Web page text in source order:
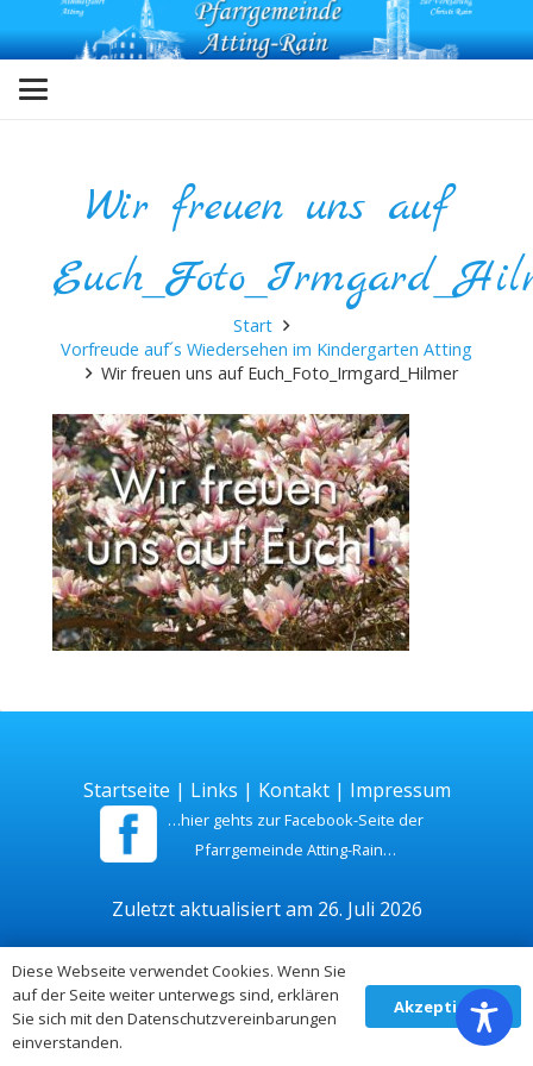
Wir freuen uns auf
Start
Vorfreude auf´s Wiedersehen im Kindergarten Atting
Wir freuen uns auf Euch_Foto_Irmgard_Hilmer
Startseite | Links | Kontakt| Impressum
…hier gehts zur Facebook-Seite der
Pfarrgemeinde Atting-Rain…
Zuletzt aktualisiert am 26. Juli 2026
Diese Webseite verwendet Cookies. Wenn Sie
auf der Seite weiter unterwegs sind, erklären
Sie sich mit den Datenschutzvereinbarungen
einverstanden.
Akzeptieren